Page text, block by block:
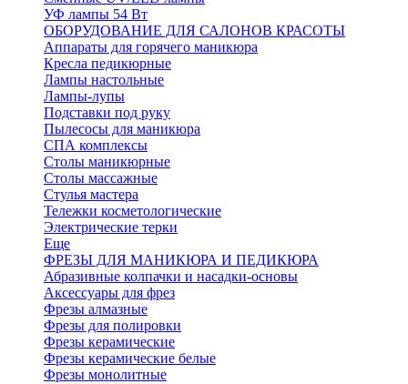
УФ лампы 54 Вт
ОБОРУДОВАНИЕ ДЛЯ САЛОНОВ КРАСОТЫ
Аппараты для горячего маникюра
Кресла педикюрные
Лампы настольные
Лампы-лупы
Подставки под руку
Пылесосы для маникюра
СПА комплексы
Столы маникюрные
Столы массажные
Стулья мастера
Тележки косметологические
Электрические терки
Еще
ФРЕЗЫ ДЛЯ МАНИКЮРА И ПЕДИКЮРА
Абразивные колпачки и насадки-основы
Аксессуары для фрез
Фрезы алмазные
Фрезы для полировки
Фрезы керамические
Фрезы керамические белые
Фрезы монолитные